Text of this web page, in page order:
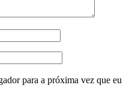
para a próxima vez que eu